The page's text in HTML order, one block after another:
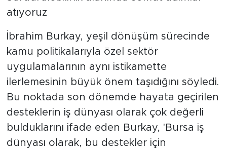
atıyoruz
İbrahim Burkay, yeşil dönüşüm sürecinde
kamu politikalarıyla özel sektör
uygulamalarının aynı istikamette
ilerlemesinin büyük önem taşıdığını söyledi.
Bu noktada son dönemde hayata geçirilen
desteklerin iş dünyası olarak çok değerli
bulduklarını ifade eden Burkay, 'Bursa iş
dünyası olarak, bu destekler için